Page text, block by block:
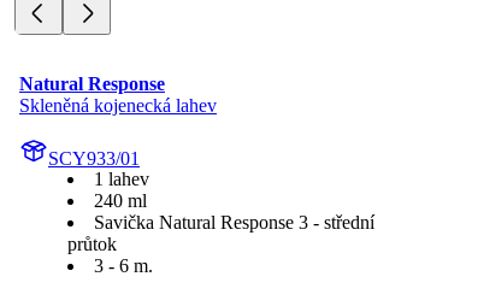
Natural Response
Skleněná kojenecká lahev
SCY933/01
1 lahev
240 ml
Savička Natural Response 3 - střední
průtok
3 - 6 m.